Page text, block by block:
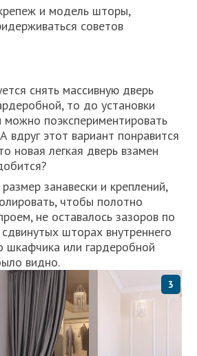
и модель шторы,
советов
снять массивную дверь
то до установки
можно поэкспериментировать
вдруг этот вариант понравится
новая легкая дверь взамен
занавески и креплений,
чтобы полотно
не оставалось зазоров по
шторах внутреннего
шкафчика или гардеробной
видно.